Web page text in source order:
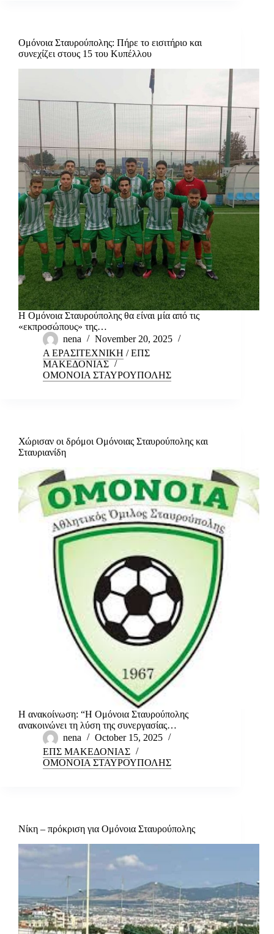
Ομόνοια Σταυρούπολης: Πήρε το εισιτήριο και
συνεχίζει στους 15 του Κυπέλλου
Η Ομόνοια Σταυρούπολης θα είναι μία από τις
«εκπροσώπους» της…
nena
November 20, 2025
Α ΕΡΑΣΙΤΕΧΝΙΚΗ /ΕΠΣ
ΜΑΚΕΔΟΝΙΑΣ
ΟΜΟΝΟΙΑ ΣΤΑΥΡΟΥΠΟΛΗΣ
Χώρισαν οι δρόμοι Ομόνοιας Σταυρούπολης και
Σταυριανίδη
Η ανακοίνωση: “Η Ομόνοια Σταυρούπολης
ανακοινώνει τη λύση της συνεργασίας…
nena
October 15, 2025
ΕΠΣ ΜΑΚΕΔΟΝΙΑΣ
ΟΜΟΝΟΙΑ ΣΤΑΥΡΟΥΠΟΛΗΣ
Νίκη – πρόκριση για Ομόνοια Σταυρούπολης